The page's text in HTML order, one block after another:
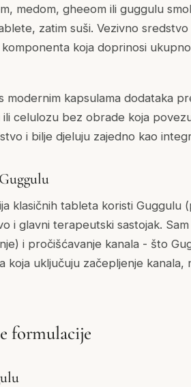
medom, gheeom ili guggulu
zatim suši. Vezivno
koja doprinosi
modernim kapsulama dodataka
celulozu bez obrade koja
i bilje djeluju zajedno kao
klasičnih tableta koristi Guggulu
i glavni terapeutski sastojak.
i pročišćavanje kanala - što
koja uključuju začepljenje
formulacije